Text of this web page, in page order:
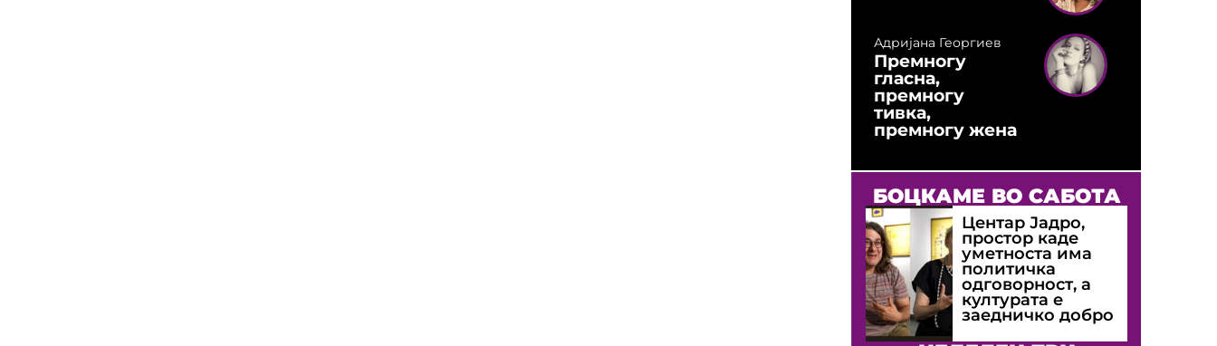
Адријана Георгиев
Премногу
гласна,
премногу
тивка,
премногу жена
БОЦКАМЕ ВО САБОТА
Центар Јадро,
простор каде
уметноста има
политичка
одговорност, а
културата е
заедничко добро